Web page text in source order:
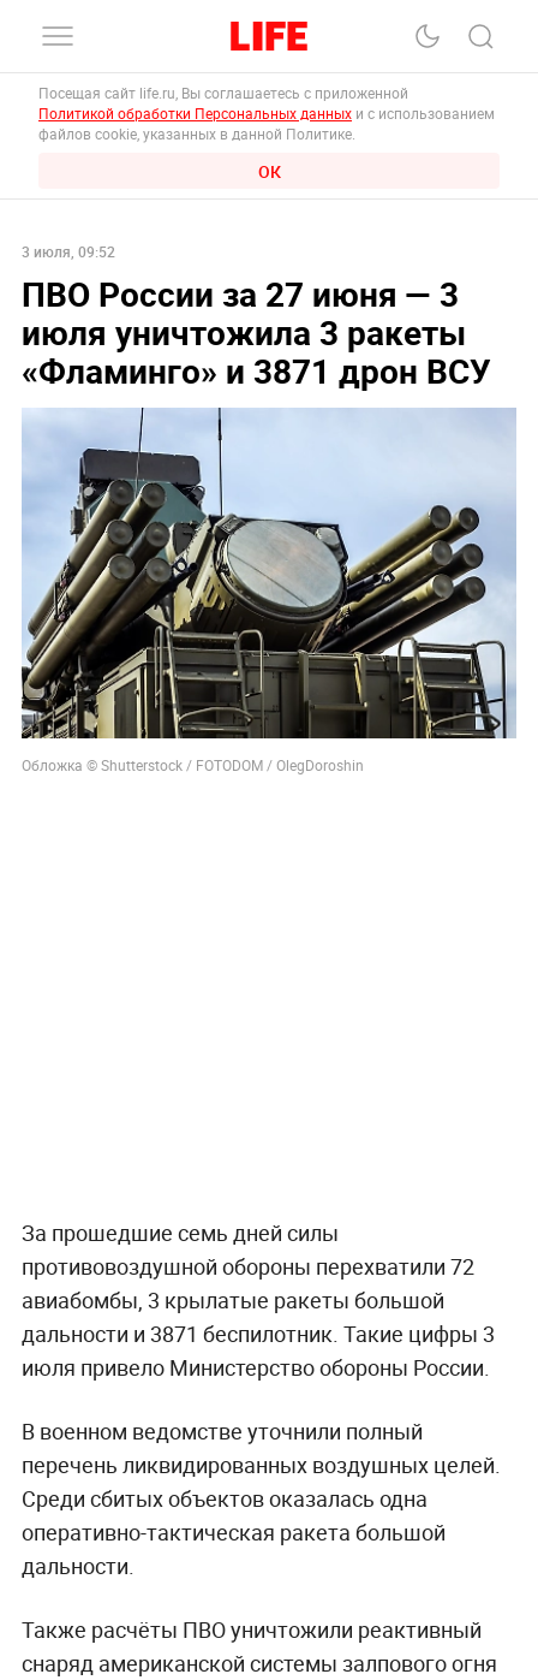
Посещая сайт life.ru, Вы соглашаетесь с приложенной
Политикой обработки Персональных данных и с использованием
файлов cookie, указанных в данной Политике.
ОК
3 июля, 09:52
ПВО России за 27 июня — 3
июля уничтожила 3 ракеты
«Фламинго» и 3871 дрон ВСУ
Обложка © Shutterstock / FOTODOM / OlegDoroshin
За прошедшие семь дней силы
противовоздушной обороны перехватили 72
авиабомбы, 3 крылатые ракеты большой
дальности и 3871 беспилотник. Такие цифры 3
июля привело Министерство обороны России.
В военном ведомстве уточнили полный
перечень ликвидированных воздушных целей.
Среди сбитых объектов оказалась одна
оперативно-тактическая ракета большой
дальности.
Также расчёты ПВО уничтожили реактивный
снаряд американской системы залпового огня